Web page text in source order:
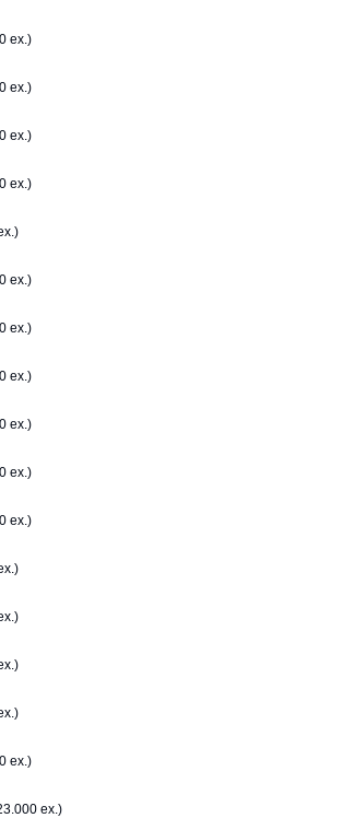
ex.)
ex.)
ex.)
ex.)
ex.)
ex.)
ex.)
ex.)
ex.)
ex.)
ex.)
ex.)